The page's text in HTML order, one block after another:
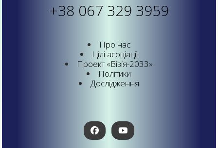
+38 067 329 3959
Про нас
Цілі асоціації
Проект «Візія-2033»
Політики
Дослідження